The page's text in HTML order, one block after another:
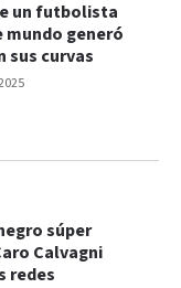
un futbolista
mundo generó
sus curvas
súper
Calvagni
redes